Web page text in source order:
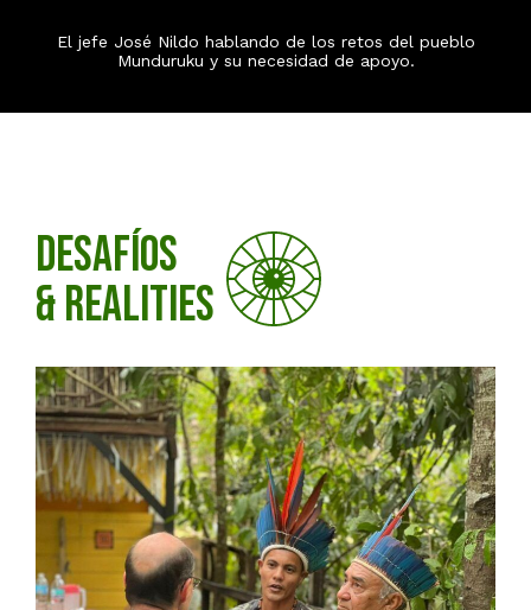
El jefe José Nildo hablando de los retos del pueblo
Munduruku y su necesidad de apoyo.
DESAFÍOS
& Realities